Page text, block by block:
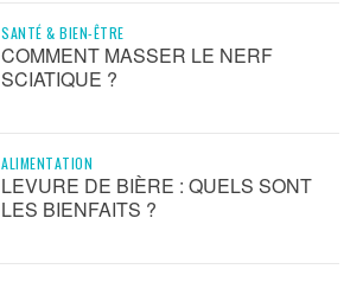
SANTÉ & BIEN-ÊTRE
COMMENT MASSER LE NERF
SCIATIQUE ?
ALIMENTATION
LEVURE DE BIÈRE : QUELS SONT
LES BIENFAITS ?